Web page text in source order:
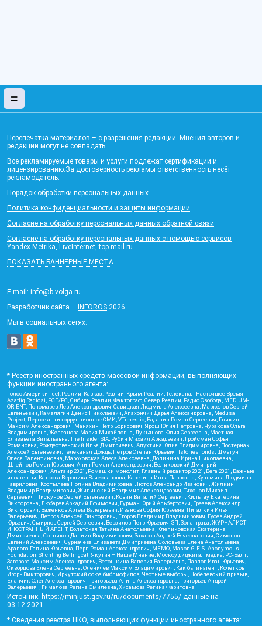
Перепечатка материалов – с разрешения редакции. Мнения авторов и
редакции могут не совпадать.
Все рекламируемые товары и услуги подлежат сертификации и
лицензированию.За достоверность рекламы ответственность несёт
рекламодатель.
Порядок обработки персональных данных
Политика конфиденциальности и защиты информации
Согласие на обработку персональных данных обратной связи
Согласие на обработку персональных данных с помощью сервисов
Yandex.Metrika, LiveInternet, top.mail.ru
ПОКАЗАТЬ БАННЕРНЫЕ МЕСТА
E-mail: info@b-volga.ru
Разработчик сайта – INFOROS 2026
Мы в социальных сетях:
* Реестр иностранных средств массовой информации, выполняющих
функции иностранного агента:
Голос Америки, Idel.Реалии, Кавказ.Реалии, Крым.Реалии, Телеканал Настоящее Время,
Azatliq Radiosi, PCE/PC, Сибирь.Реалии, Фактограф, Север.Реалии, Радио Свобода, MEDIUM-
ORIENT, Пономарев Лев Александрович, Савицкая Людмила Алексеевна, Маркелов Сергей
Евгеньевич, Камалягин Денис Николаевич, Апахончич Дарья Александровна, Medusa
Project, Первое антикоррупционное СМИ, VTimes.io, Баданин Роман Сергеевич, Гликин
Максим Александрович, Маняхин Петр Борисович, Ярош Юлия Петровна, Чуракова Ольга
Владимировна, Железнова Мария Михайловна, Лукьянова Юлия Сергеевна, Маетная
Елизавета Витальевна, The Insider SIA, Рубин Михаил Аркадьевич, Гройсман Софья
Романовна, Рождественский Илья Дмитриевич, Апухтина Юлия Владимировна, Постернак
Алексей Евгеньевич, Телеканал Дождь, Петров Степан Юрьевич, Istories fonds, Шмагун
Олеся Валентиновна, Мароховская Алеся Алексеевна, Долинина Ирина Николаевна,
Шлейнов Роман Юрьевич, Анин Роман Александрович, Великовский Дмитрий
Александрович, Альтаир 2021, Ромашки монолит, Главный редактор 2021, Вега 2021, Важные
иноагенты, Каткова Вероника Вячеславовна, Карезина Инна Павловна, Кузьмина Людмила
Гавриловна, Костылева Полина Владимировна, Лютов Александр Иванович, Жилкин
Владимир Владимирович, Жилинский Владимир Александрович, Тихонов Михаил
Сергеевич, Пискунов Сергей Евгеньевич, Ковин Виталий Сергеевич, Кильтау Екатерина
Викторовна, Любарев Аркадий Ефимович, Гурман Юрий Альбертович, Грезев Александр
Викторович, Важенков Артем Валерьевич, Иванова София Юрьевна, Пигалкин Илья
Валерьевич, Петров Алексей Викторович, Егоров Владимир Владимирович, Гусев Андрей
Юрьевич, Смирнов Сергей Сергеевич, Верзилов Петр Юрьевич, ЗП, Зона права, ЖУРНАЛИСТ-
ИНОСТРАННЫЙ АГЕНТ, Вольтская Татьяна Анатольевна, Клепиковская Екатерина
Дмитриевна, Сотников Даниил Владимирович, Захаров Андрей Вячеславович, Симонов
Евгений Алексеевич, Сурначева Елизавета Дмитриевна, Соловьева Елена Анатольевна,
Арапова Галина Юрьевна, Перл Роман Александрович, МЕМО, Mason G.E.S. Anonymous
Foundation, Stichting Bellingcat, Якутия – Наше Мнение, Москоу диджитал медиа, РС-Балт,
Заговора Максим Александрович, Ветошкина Валерия Валерьевна, Павлов Иван Юрьевич,
Скворцова Елена Сергеевна, Оленичев Максим Владимирович, Как бы инагент, Кочетков
Игорь Викторович, Иркутский союз библиофилов, Честные выборы, Нобелевский призыв,
Еланчик Олег Александрович, Григорьева Алина Александровна, Григорьев Андрей
Валерьевич , Гималова Регина Эмилевна, Хисамова Регина Фаритовна
Источник: https://minjust.gov.ru/ru/documents/7755/ данные на
03.12.2021
* Сведения реестра НКО, выполняющих функции иностранного агента: